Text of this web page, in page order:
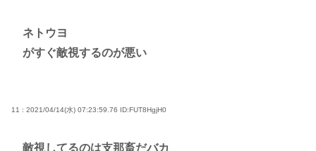
ネトウヨ
がすぐ敵視するのが悪い
11 : 2021/04/14(水) 07:23:59.76 ID:FUT8HgjH0
敵視してるのは支那畜だバカ